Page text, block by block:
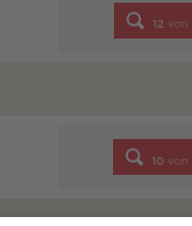
12 von
10 von